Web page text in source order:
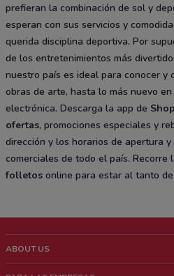
prefieran la combinación de sol y
esperan con sus servicios y
querida disciplina deportiva. Por
de los entretenimientos más
nuestro país es ideal para conocer y
obras de arte, hasta lo más nuevo
electrónica. Descarga la app de
ofertas, promociones especiales y
dirección y los horarios de apertura
comerciales de todo el país. Recorre
folletos online para estar al tanto
ABOUT US